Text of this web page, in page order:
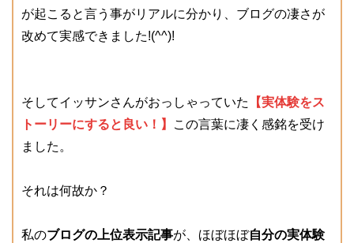
が起こると言う事がリアルに分かり、ブログの凄さが
改めて実感できました!(^^)!
そしてイッサンさんがおっしゃっていた
【実体験をス
トーリーにすると良い！】
この言葉に凄く感銘を受け
ました。
それは何故か？
私のブログの上位表示記事が、ほぼほぼ自分の実体験